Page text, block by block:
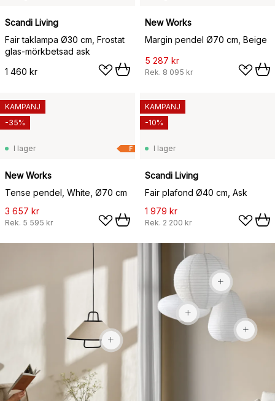
Scandi Living
Fair taklampa Ø30 cm, Frostat
glas-mörkbetsad ask
1 460 kr
New Works
Margin pendel Ø70 cm, Beige
5 287 kr
Rek. 8 095 kr
F
I lager
New Works
Tense pendel, White, Ø70 cm
3 657 kr
Rek. 5 595 kr
KAMPANJ
-35%
I lager
Scandi Living
Fair plafond Ø40 cm, Ask
1 979 kr
Rek. 2 200 kr
KAMPANJ
-10%
169 kr
1 950 kr